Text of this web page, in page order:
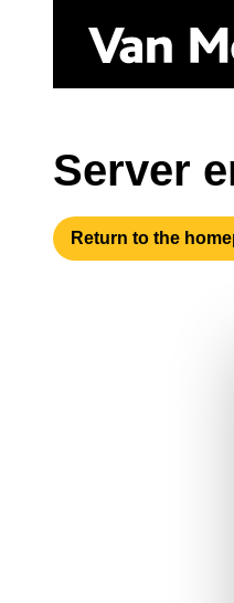
Server
Return to the